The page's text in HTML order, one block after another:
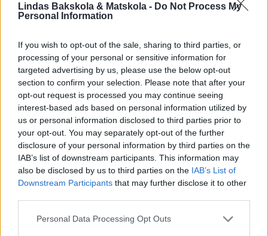
Lindas Bakskola & Matskola - Do Not Process My
Personal Information
If you wish to opt-out of the sale, sharing to third parties, or
processing of your personal or sensitive information for
targeted advertising by us, please use the below opt-out
section to confirm your selection. Please note that after your
opt-out request is processed you may continue seeing
interest-based ads based on personal information utilized by
us or personal information disclosed to third parties prior to
your opt-out. You may separately opt-out of the further
disclosure of your personal information by third parties on the
IAB’s list of downstream participants. This information may
also be disclosed by us to third parties on the IAB’s List of
Downstream Participants that may further disclose it to other
Personal Data Processing Opt Outs
Prenumerera
0KOMMENTARER